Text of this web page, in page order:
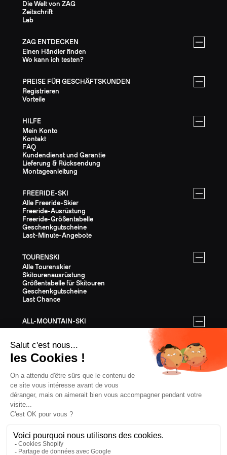
Die Welt von ZAG
Zeitschrift
Lab
ZAG ENTDECKEN
Einen Händler finden
Wo kann ich testen?
PREISE FÜR GESCHÄFTSKUNDEN
Registrieren
Vorteile
HILFE
Mein Konto
Kontakt
FAQ
Kundendienst und Garantie
Lieferung & Rücksendung
Montageanleitung
FREERIDE-SKI
Alle Freeride-Skier
Freeride-Ausrüstung
Freeride-Größentabelle
Geschenkgutscheine
Last-Minute-Angebote
TOURENSKI
Alle Tourenskier
Skitourenausrüstung
Größentabelle für Skitouren
Geschenkgutscheine
Last Chance
ALL-MOUNTAIN-SKI
All-Mountain-Größentabelle
Geschenkgutscheine
Last Chance
AUSSTATTUNG
Die gesamte Ausrüstung
Helme
Bindungen
Stöcke
Steigeisen
Bekleidung
Geschenkkarten